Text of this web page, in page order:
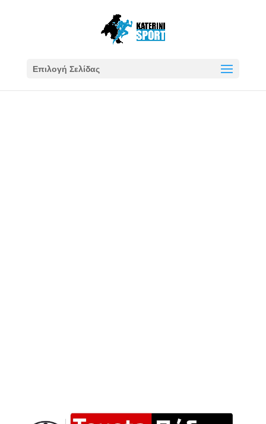
Επιλογή Σελίδας